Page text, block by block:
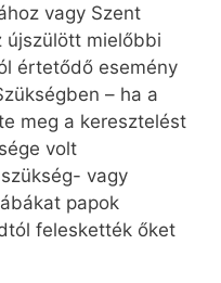
vagy Szent
újszülött mielőbbi
értetődő esemény
– ha a
meg a keresztelést
volt
vagy
papok
feleskették őket